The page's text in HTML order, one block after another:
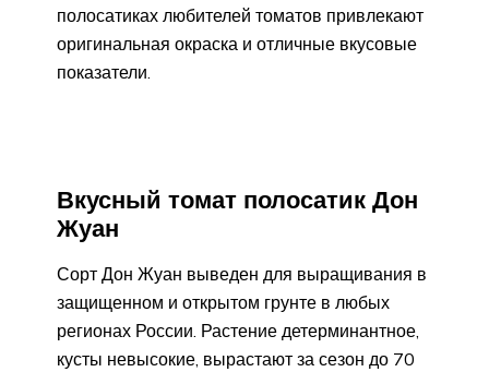
полосатиках любителей томатов привлекают
оригинальная окраска и отличные вкусовые
показатели.
Вкусный томат полосатик Дон
Жуан
Сорт Дон Жуан выведен для выращивания в
защищенном и открытом грунте в любых
регионах России. Растение детерминантное,
кусты невысокие, вырастают за сезон до 70